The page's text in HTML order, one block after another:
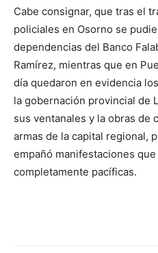
Cabe consignar, que tras el
policiales en Osorno se
dependencias del Banco
Ramírez, mientras que en
día quedaron en evidencia
la gobernación provincial de
sus ventanales y la obras de
armas de la capital regional,
empañó manifestaciones
completamente pacíficas.